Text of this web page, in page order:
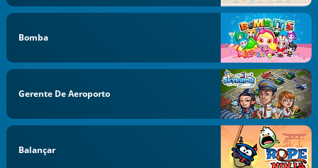
Bomba
Gerente De Aeroporto
Balançar